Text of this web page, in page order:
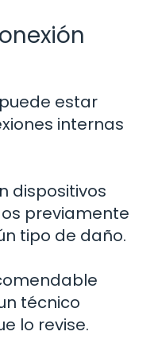
estar
internas
dispositivos
previamente
tipo de daño.
técnico
lo revise.